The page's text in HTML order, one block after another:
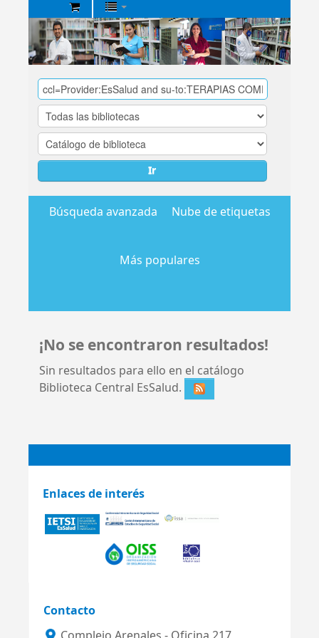
Biblioteca
Central
EsSalud
Ir
Búsqueda avanzada Nube de etiquetas
Más populares
¡No se encontraron resultados!
Sin resultados para ello en el catálogo
Biblioteca Central EsSalud.
Enlaces de interés
Contacto